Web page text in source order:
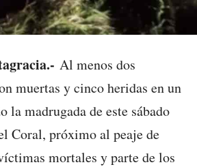
Al menos dos
muertas y cinco heridas en un
la madrugada de este sábado
Coral, próximo al peaje de
mortales y parte de los